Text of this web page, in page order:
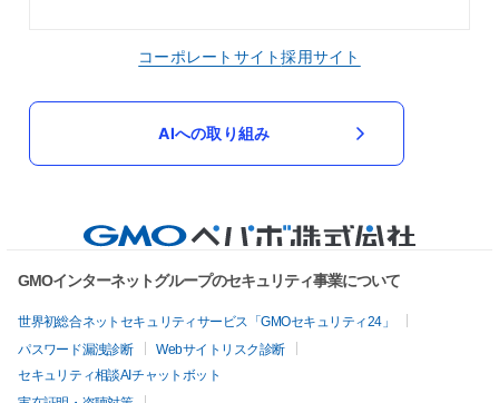
コーポレートサイト採用サイト
AIへの取り組み
GMOインターネットグループのセキュリティ事業について
世界初総合ネットセキュリティサービス「GMOセキュリティ24」
パスワード漏洩診断
Webサイトリスク診断
セキュリティ相談AIチャットボット